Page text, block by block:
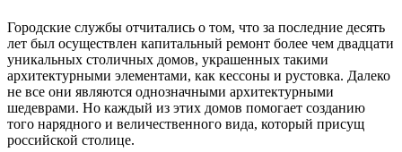
Городские службы отчитались о том, что за последние десять
лет был осуществлен капитальный ремонт более чем двадцати
уникальных столичных домов, украшенных такими
архитектурными элементами, как кессоны и рустовка. Далеко
не все они являются однозначными архитектурными
шедеврами. Но каждый из этих домов помогает созданию
того нарядного и величественного вида, который присущ
российской столице.